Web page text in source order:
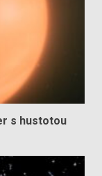
s hustotou